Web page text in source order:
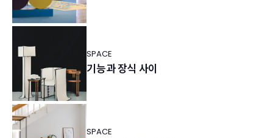
SPACE
기능과 장식 사이
SPACE